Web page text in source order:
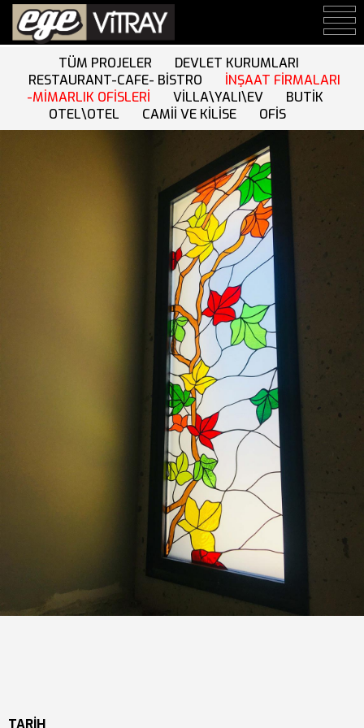
TÜM PROJELER
DEVLET KURUMLARI
RESTAURANT-CAFE- BİSTRO
İNŞAAT FİRMALARI
-MİMARLIK OFİSLERİ
VİLLA\YALI\EV
BUTİK
OTEL\OTEL
CAMİİ VE KİLİSE OFİS
TARİH